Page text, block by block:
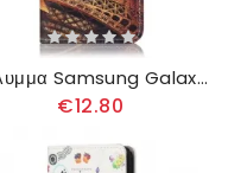
Κάλυμμα Samsung Galaxy A13 5G Πύργος Του Άιφελ Το Φθινόπωρο
€12.80